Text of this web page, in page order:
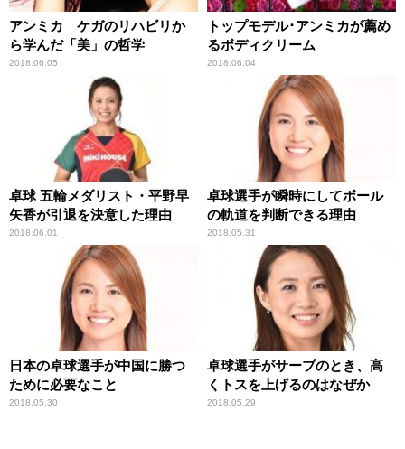
アンミカ ケガのリハビリか
ら学んだ「美」の哲学
2018.06.05
トップモデル･アンミカが薦め
るボディクリーム
2018.06.04
卓球 五輪メダリスト・平野早
矢香が引退を決意した理由
2018.06.01
卓球選手が瞬時にしてボール
の軌道を判断できる理由
2018.05.31
日本の卓球選手が中国に勝つ
ために必要なこと
2018.05.30
卓球選手がサーブのとき、高
くトスを上げるのはなぜか
2018.05.29